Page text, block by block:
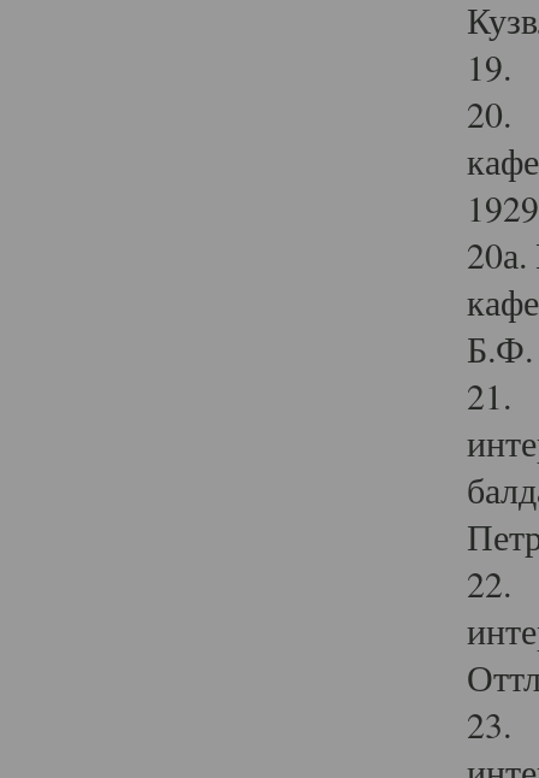
19.
20.
Б.Ф.
21.
22.
23.